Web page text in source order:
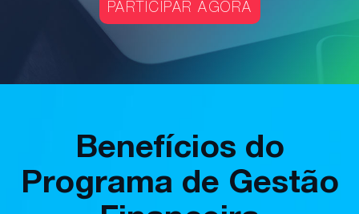
PARTICIPAR AGORA
Benefícios do
Programa de Gestão